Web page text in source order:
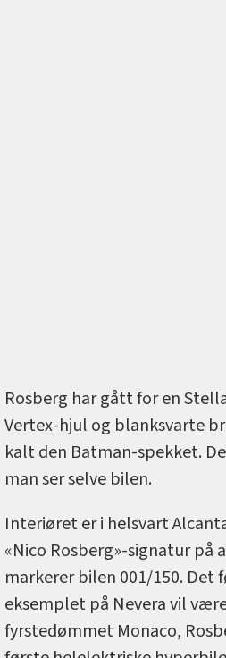
Rosberg har gått for en
Vertex-hjul og blanksvarte
kalt den Batman-spekket.
man ser selve bilen.
Interiøret er i helsvart
«Nico Rosberg»-signatur på
markerer bilen 001/150. Det
eksemplet på Nevera vil
fyrstedømmet Monaco,